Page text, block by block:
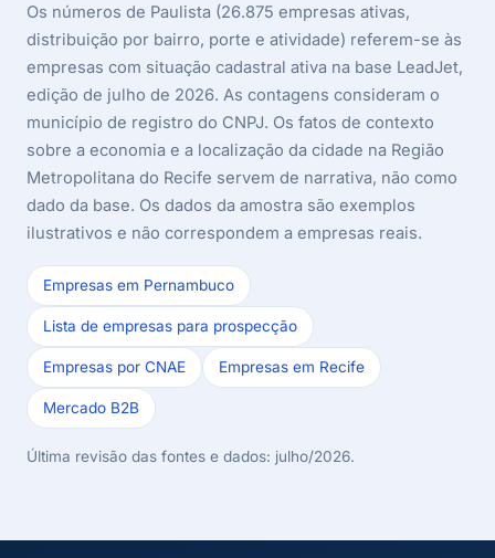
Os números de Paulista (26.875 empresas ativas,
distribuição por bairro, porte e atividade) referem-se às
empresas com situação cadastral ativa na base LeadJet,
edição de julho de 2026. As contagens consideram o
município de registro do CNPJ. Os fatos de contexto
sobre a economia e a localização da cidade na Região
Metropolitana do Recife servem de narrativa, não como
dado da base. Os dados da amostra são exemplos
ilustrativos e não correspondem a empresas reais.
Empresas em Pernambuco
Lista de empresas para prospecção
Empresas por CNAE Empresas em Recife
Mercado B2B
Última revisão das fontes e dados: julho/2026.